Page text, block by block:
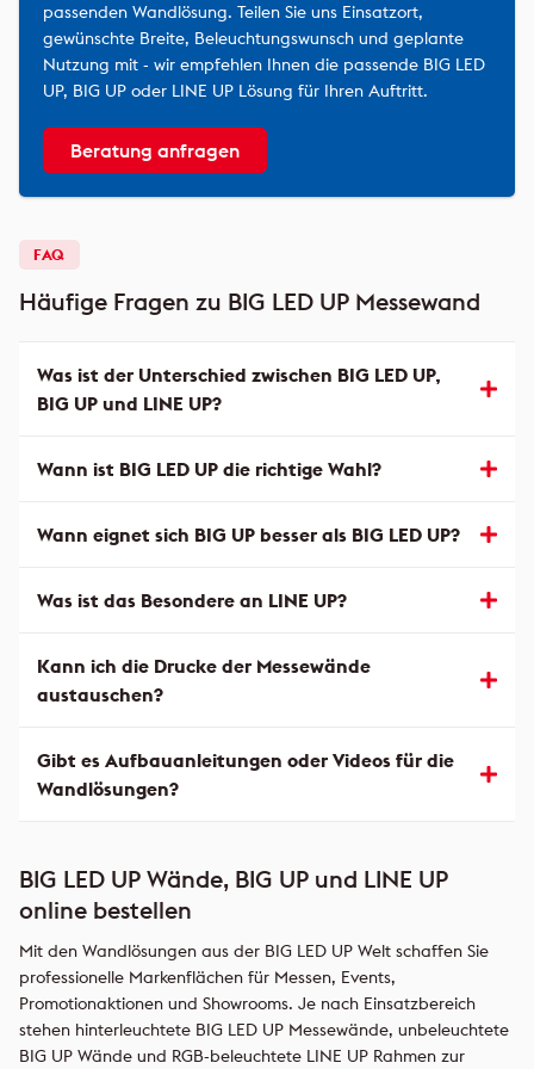
passenden Wandlösung. Teilen Sie uns Einsatzort,
gewünschte Breite, Beleuchtungswunsch und geplante
Nutzung mit - wir empfehlen Ihnen die passende BIG LED
UP, BIG UP oder LINE UP Lösung für Ihren Auftritt.
Beratung anfragen
FAQ
Häufige Fragen zu BIG LED UP Messewand
Was ist der Unterschied zwischen BIG LED UP,
BIG UP und LINE UP?
Wann ist BIG LED UP die richtige Wahl?
Wann eignet sich BIG UP besser als BIG LED UP?
Was ist das Besondere an LINE UP?
Kann ich die Drucke der Messewände
austauschen?
Gibt es Aufbauanleitungen oder Videos für die
Wandlösungen?
BIG LED UP Wände, BIG UP und LINE UP
online bestellen
Mit den Wandlösungen aus der BIG LED UP Welt schaffen Sie
professionelle Markenflächen für Messen, Events,
Promotionaktionen und Showrooms. Je nach Einsatzbereich
stehen hinterleuchtete BIG LED UP Messewände, unbeleuchtete
BIG UP Wände und RGB-beleuchtete LINE UP Rahmen zur